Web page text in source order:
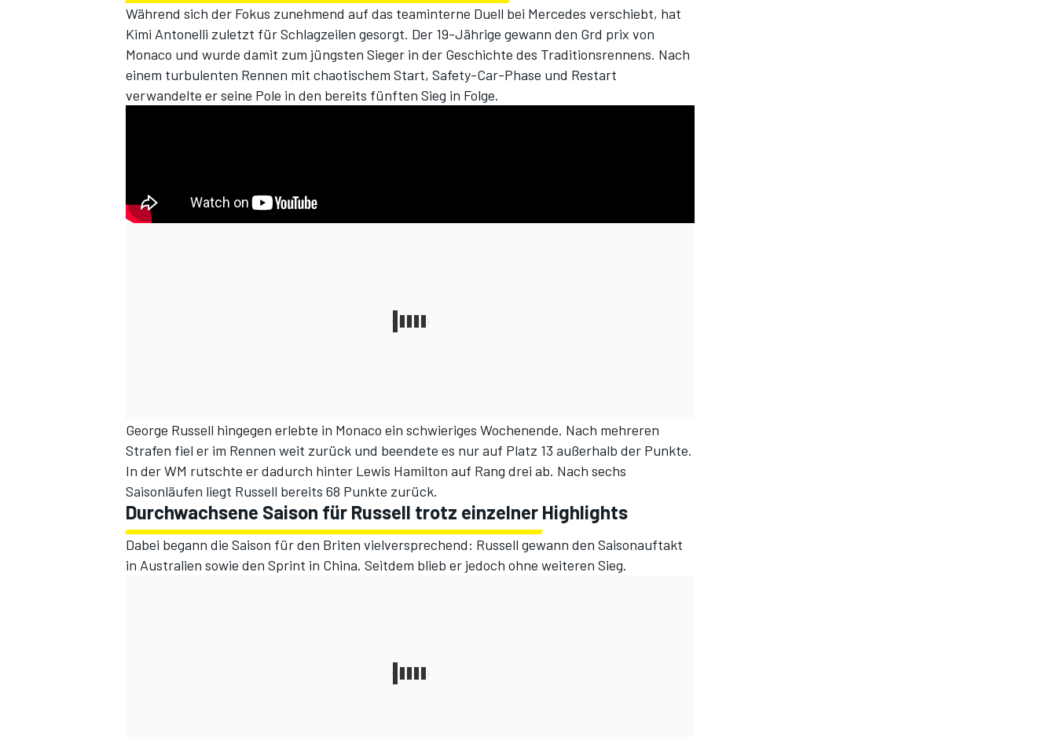
SPORTWAGEN
Während sich der Fokus zunehmend auf das teaminterne Duell bei Mercedes verschiebt, hat
Kimi Antonelli zuletzt für Schlagzeilen gesorgt. Der 19-Jährige gewann den Grd prix von
Monaco und wurde damit zum jüngsten Sieger in der Geschichte des Traditionsrennens. Nach
einem turbulenten Rennen mit chaotischem Start, Safety-Car-Phase und Restart
verwandelte er seine Pole in den bereits fünften Sieg in Folge.
George Russell hingegen erlebte in Monaco ein schwieriges Wochenende. Nach mehreren
Strafen fiel er im Rennen weit zurück und beendete es nur auf Platz 13 außerhalb der Punkte.
In der WM rutschte er dadurch hinter Lewis Hamilton auf Rang drei ab. Nach sechs
Saisonläufen liegt Russell bereits 68 Punkte zurück.
Durchwachsene Saison für Russell trotz einzelner Highlights
Dabei begann die Saison für den Briten vielversprechend: Russell gewann den Saisonauftakt
in Australien sowie den Sprint in China. Seitdem blieb er jedoch ohne weiteren Sieg.